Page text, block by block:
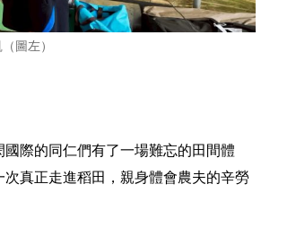
圖左）
國際的同仁們有了一場難忘的田間體
真正走進稻田，親身體會農夫的辛勞